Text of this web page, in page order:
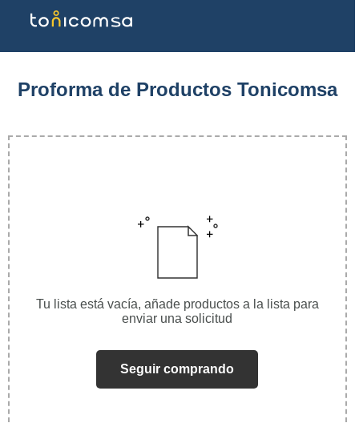
Proforma de Productos Tonicomsa​
Tu lista está vacía, añade productos a la lista para
enviar una solicitud
Seguir comprando